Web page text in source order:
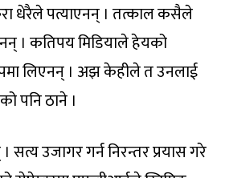
धेरैले पत्याएनन् । तत्काल कसैले
। कतिपय मिडियाले हेयको
लिएनन् । अझ केहीले त उनलाई
पनि ठाने ।
सत्य उजागर गर्न निरन्तर प्रयास गरे